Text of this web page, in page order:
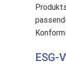
ESG-